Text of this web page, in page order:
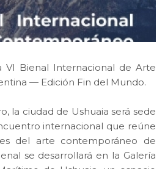
VI Bienal Internacional de Arte
— Edición Fin del Mundo.
la ciudad de Ushuaia será sede
internacional que reúne
del arte contemporáneo de
se desarrollará en la Galería